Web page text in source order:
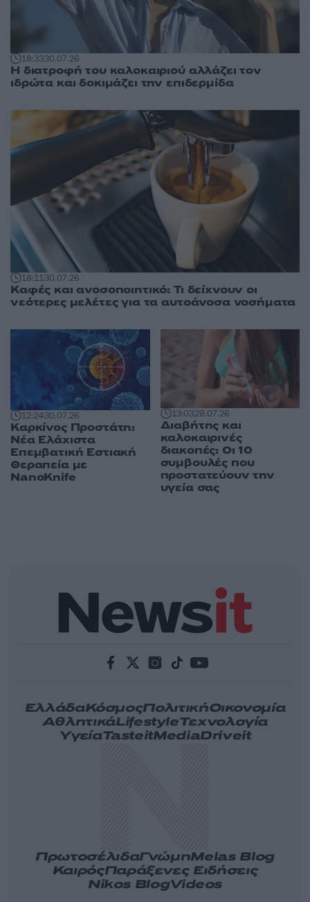
18:3330.07.26
Η διατροφή του καλοκαιριού αλλάζει τον
ιδρώτα και δοκιμάζει την επιδερμίδα
18:1130.07.26
Καφές και ανοσοποιητικό: Τι δείχνουν οι
νεότερες μελέτες για τα αυτοάνοσα νοσήματα
12:2430.07.26
Καρκίνος Προστάτη:
Νέα Ελάχιστα
Επεμβατική Εστιακή
Θεραπεία με
NanoKnife
13:0329.07.26
Διαβήτης και
καλοκαιρινές
διακοπές: Οι 10
συμβουλές που
προστατεύουν την
υγεία σας
ΕλλάδαΚόσμοςΠολιτικήΟικονομία
ΑθλητικάLifestyleΤεχνολογία
ΥγείαTasteitMediaDriveit
ΠρωτοσέλιδαΓνώμηMelas Blog
ΚαιρόςΠαράξενες Ειδήσεις
Nikos BlogVideos